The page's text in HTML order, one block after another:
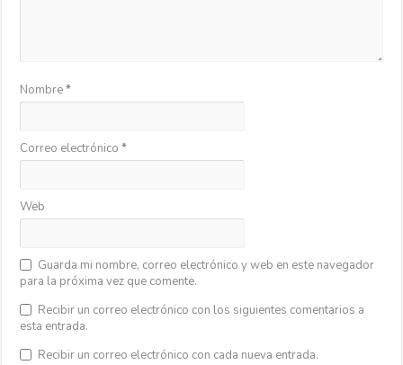
Nombre*
Correo electrónico*
Web
Guarda mi nombre, correo electrónico y web en este navegador
para la próxima vez que comente.
Recibir un correo electrónico con los siguientes comentarios a
esta entrada.
Recibir un correo electrónico con cada nueva entrada.